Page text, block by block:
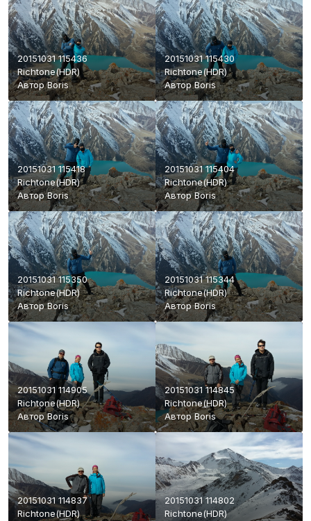
20151031 115436
Richtone(HDR)
АвторBoris
20151031 115430
Richtone(HDR)
АвторBoris
20151031 115418
Richtone(HDR)
АвторBoris
20151031 115404
Richtone(HDR)
АвторBoris
20151031 115350
Richtone(HDR)
АвторBoris
20151031 115344
Richtone(HDR)
АвторBoris
20151031 114905
Richtone(HDR)
АвторBoris
20151031 114845
Richtone(HDR)
АвторBoris
20151031 114837
Richtone(HDR)
20151031 114802
Richtone(HDR)